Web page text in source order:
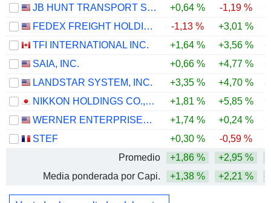
JB HUNT TRANSPORT SERVICES
+0,64 % -1,19 %
FEDEX FREIGHT HOLDING COMPANY, INC.
-1,13 %
+3,01 %
TFI INTERNATIONAL INC.
+1,64 % +3,56 %
SAIA, INC.
+0,66 % +4,77 %
LANDSTAR SYSTEM, INC.
+3,35 % +4,70 %
NIKKON HOLDINGS CO.,LTD.
+1,81 % +5,85 %
WERNER ENTERPRISES, INC.
+1,74 % +0,24 %
STEF
+0,30 % -0,59 %
Promedio
+1,86 % +2,95 %
Media ponderada por Capi.
+1,38 % +2,21 %